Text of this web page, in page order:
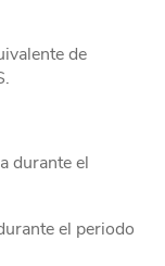
de
durante el
el periodo